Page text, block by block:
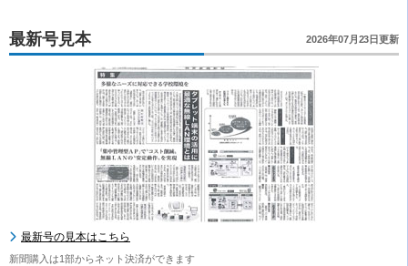
最新号見本 2026年07月23日更新
最新号の見本はこちら
新聞購入は1部からネット決済ができます